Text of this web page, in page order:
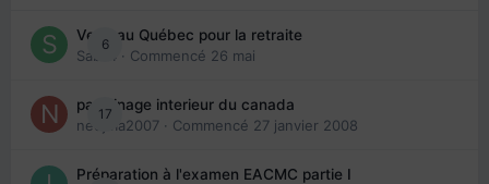
6
Venir au Québec pour la retraite
Sab74
· Commencé 26 mai
17
parrainage interieur du canada
nedjma2007 · Commencé 27 janvier 2008
Préparation à l'examen EACMC partie I